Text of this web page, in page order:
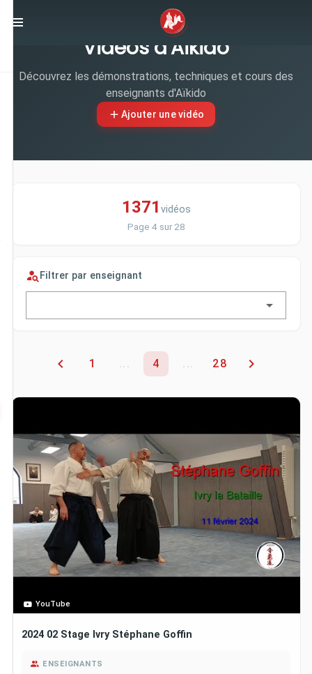
Vidéos d'Aïkido
Découvrez les démonstrations, techniques et cours des
enseignants d'Aïkido
Ajouter une vidéo
1371 vidéos
Page 4 sur 28
Filtrer par enseignant
1 ... 4 ... 28
YouTube
2024 02 Stage Ivry Stéphane Goffin
ENSEIGNANTS